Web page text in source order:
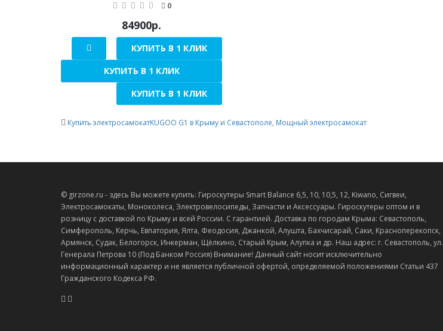
0
84900р.
КУПИТЬ В 1 КЛИК
КУПИТЬ В 1 КЛИК
КУПИТЬ В 1 КЛИК
Купить электросамокатKUGOO G1 в Крыму и Севастополе, Мощный электросамокат
© girzone.ru - здесь Вы можете купить: Гироскутеры Smart Balance 6,5, 10, 10,5, 12, Kiwano, Сигвеи,
Электросамокаты, Моноколеса, Электровелосипеды, Запчасти и Аксессуары. Гироскутеры оптом и в
розницу с доставкой по Крыму и всей России. С гарантией. Доставка по городам Крыма: Севастополь,
Симферополь, Керчь, Евпатория, Ялта, Феодосия, Джанкой, Алушта, Бахчисарай, Саки, Красноперекопск,
Армянск, Судак, Белогорск, Инкерман, Щёлкино, Старый Крым, Алупка и др. Наш адрес: г. Севастополь, ул.
Генерала Петрова 10 (Под Банком Россия) Внимание! Данный сайт носит исключительно
информационный характер и не является публичной офертой, определяемой положениями Статьи 437
Гражданского Кодекса РФ.